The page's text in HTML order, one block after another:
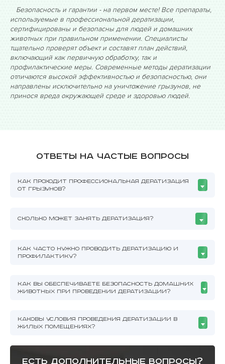
Безопасность и гарантии - на первом месте! Все препараты,
используемые в профессиональной дератизации,
сертифицированы и безопасны для людей и домашних
животных при правильном применении. Специалисты
тщательно проверят объект и составят план действий,
включающий как первичную обработку, так и
профилактические меры. Современные методы дератизации
отличаются высокой эффективностью и безопасностью, они
направлены исключительно на уничтожение грызунов, не
принося вреда окружающей среде и здоровью людей.
Ответы на частые вопросы
КАК ПРОХОДИТ ПРОФЕССИОНАЛЬНАЯ ДЕРАТИЗАЦИЯ
ОТ ГРЫЗУНОВ?
СКОЛЬКО МОЖЕТ ЗАНЯТЬ ДЕРАТИЗАЦИЯ?
КАК ЧАСТО НУЖНО ПРОВОДИТЬ ДЕРАТИЗАЦИЮ И
ПРОФИЛАКТИКУ?
КАК ВЫ ОБЕСПЕЧИВАЕТЕ БЕЗОПАСНОСТЬ ДОМАШНИХ
ЖИВОТНЫХ ПРИ ПРОВЕДЕНИИ ДЕРАТИЗАЦИИ?
КАКОВЫ УСЛОВИЯ ПРОВЕДЕНИЯ ДЕРАТИЗАЦИИ В
ЖИЛЫХ ПОМЕЩЕНИЯХ?
есть дополнительные вопросы?